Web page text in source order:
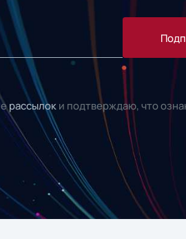
рассылок и подтверждаю, что